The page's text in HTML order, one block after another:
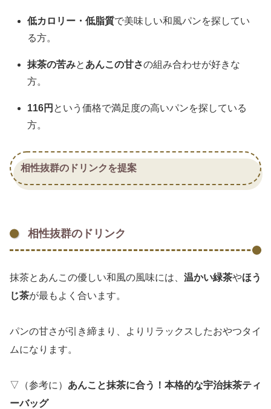
低カロリー・低脂質で美味しい和風パンを探してい
る方。
抹茶の苦みと あんこの甘さの組み合わせが好きな
方。
116円 という価格で満足度の高いパンを探している
方。
相性抜群のドリンクを提案
相性抜群のドリンク
抹茶とあんこの優しい和風の風味には、 温かい緑茶やほう
じ茶が最もよく合います。
パンの甘さが引き締まり、よりリラックスしたおやつタイ
ムになります。
▽（参考に） あんこと抹茶に合う！本格的な宇治抹茶ティ
ーバッグ